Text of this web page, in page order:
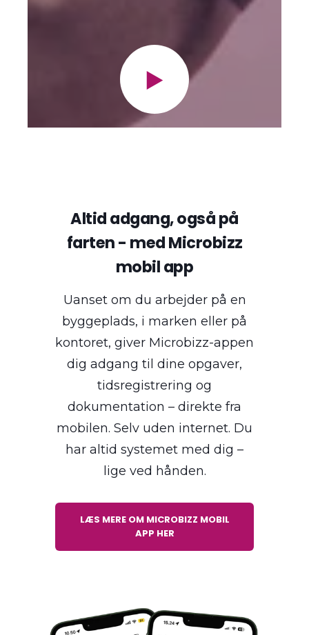
Altid adgang, også på
farten - med Microbizz
mobil app
Uanset om du arbejder på en
byggeplads, i marken eller på
kontoret, giver Microbizz-appen
dig adgang til dine opgaver,
tidsregistrering og
dokumentation – direkte fra
mobilen. Selv uden internet. Du
har altid systemet med dig –
lige ved hånden.
LÆS MERE OM MICROBIZZ MOBIL
APP HER